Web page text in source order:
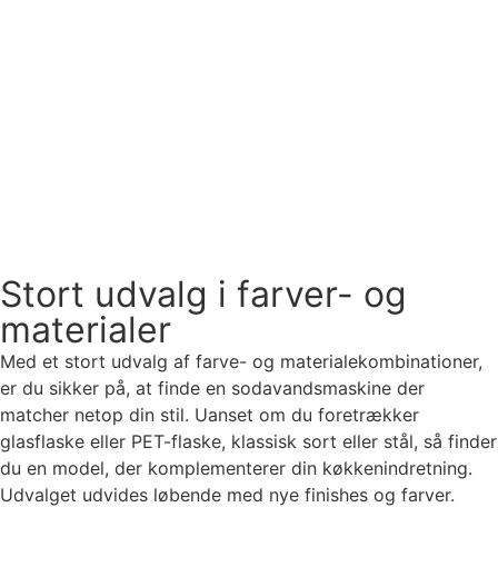
Stort udvalg i farver- og
materialer
Med et stort udvalg af farve- og materialekombinationer,
er du sikker på, at finde en sodavandsmaskine der
matcher netop din stil. Uanset om du foretrækker
glasflaske eller PET-flaske, klassisk sort eller stål, så finder
du en model, der komplementerer din køkkenindretning.
Udvalget udvides løbende med nye finishes og farver.